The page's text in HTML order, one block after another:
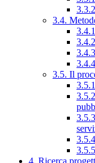
3.4.
3.5. Il
4. Ricerca